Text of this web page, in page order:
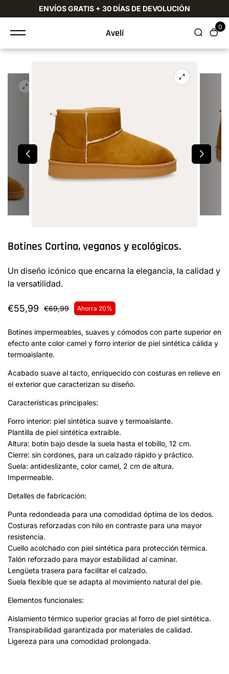
ty.skip_to_teENVÍOS GRATIS + 30 DÍAS DE DEVOLUCIÓN
Avelí
0
Botines Cortina, veganos y ecológicos.
Un diseño icónico que encarna la elegancia, la calidad y
la versatilidad.
€55,99 €69,99 Ahorra 20%
Botines impermeables, suaves y cómodos con parte superior en
efecto ante color camel y forro interior de piel sintética cálida y
termoaislante.
Acabado suave al tacto, enriquecido con costuras en relieve en
el exterior que caracterizan su diseño.
Características principales:
Forro interior: piel sintética suave y termoaislante.
Plantilla de piel sintética extraíble.
Altura: botín bajo desde la suela hasta el tobillo, 12 cm.
Cierre: sin cordones, para un calzado rápido y práctico.
Suela: antideslizante, color camel, 2 cm de altura.
Impermeable.
Detalles de fabricación:
Punta redondeada para una comodidad óptima de los dedos.
Costuras reforzadas con hilo en contraste para una mayor
resistencia.
Cuello acolchado con piel sintética para protección térmica.
Talón reforzado para mayor estabilidad al caminar.
Lengüeta trasera para facilitar el calzado.
Suela flexible que se adapta al movimiento natural del pie.
Elementos funcionales:
Aislamiento térmico superior gracias al forro de piel sintética.
Transpirabilidad garantizada por materiales de calidad.
Ligereza para una comodidad prolongada.